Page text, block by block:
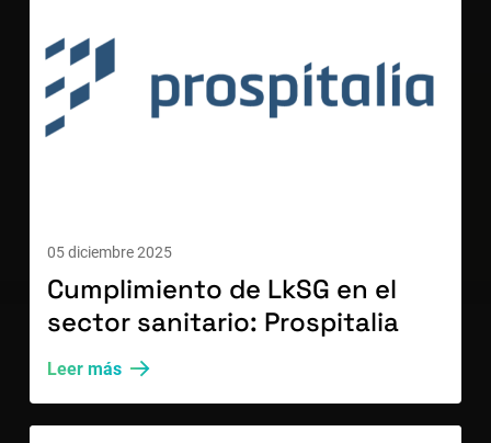
05 diciembre 2025
Cumplimiento de LkSG en el
sector sanitario: Prospitalia
Leer más